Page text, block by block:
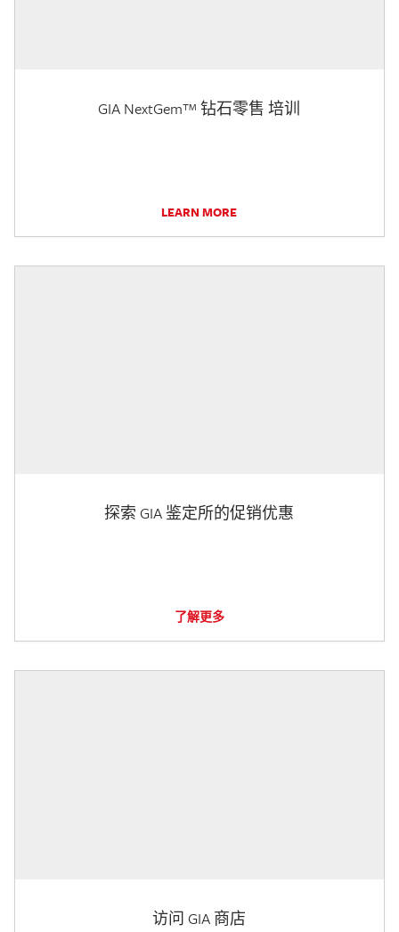
GIA NextGem™ 钻石零售 培训
LEARN MORE
探索 GIA 鉴定所的促销优惠
了解更多
访问 GIA 商店